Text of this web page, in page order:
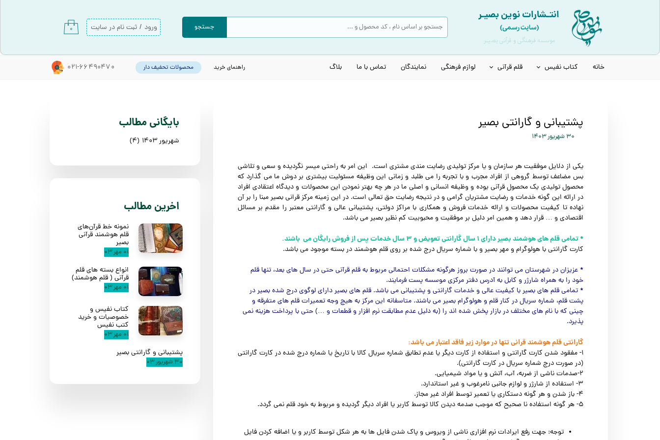
ورود / ثبت نام در سایت
تغییر گذر واژه
جستجو ۰
021-66490470 خانه کتاب نفیس
قرآن های رنگی | بدون قاب
انواع حافظ نفیس
انواع شاهنامه نفیس
انواع مثنوی، بوستان و گلستان
کتب نفیس شعر و ادبیات
قلم قرآنی
قلم قرآنی 64 گیگابایت نسل جدید
لوازم جانبی قلم هوشمند قرآنی
لوازم فرهنگی نمایندگان تماس با ما بلاگ محصولات تحفیف دار راهنمای خرید
انتـشارات نوین بصیـر
موسسه فرهنگی و قرآنی بصیـر
(سایت رسمی)
شهریور ۱۴۰۳ (۴)
​بایگانی مطالب
​اخرین مطالب
نمونه خط قرآن‌های
قلم هوشمند قرآنی
بصیر
۰۱ مهر ۰۳
انواع بسته های قلم
قرآنی ( قلم هوشمند)
۰۱ مهر ۰۳
کتاب نفیس و
خصوصیات و خرید
کتب نفیس
۰۱ مهر ۰۳
پشتیبانی و گارانتی بصیر
۳۰ شهریور ۰۳
پشتیبانی و گارانتی بصیر
۳۰ شهریور ۱۴۰۳
یکی از دلایل موفقیت هر سازمان و یا مرکز تولیدی رضایت مندی مشتری است. این امر به راحتی میسر نگردیده و سعی و تلاشی
بس مضاعف توسط گروهی از افراد مجرب و با تجربه را می طلبد و زمانی این وظیفه مسئولیت بیشتری بر دوش ما می گذارد که
محصول تولیدی یک محصول قرآنی بوده و وظیفه انسانی و اصلی ما در هر چه بهتر نمودن این محصولات و دیدگاه اعتقادی افراد
در ارائه این گونه خدمات و رضایت مشتریان گرامی و در نتیجه رضایت حق تعالی است. در این زمینه مرکز قرانی بصیر مبنا را بر آن
نهاده تا کیفیت محصولات و ارائه خدمات فروش و همکاری با مراکز دولتی، پشتیبانی عالی و گارانتی معتبر را مقدم بر مسائل
اقتصادی و … قرار دهد و همین امر دلیل بر موفقیت و محبوبیت کم نظیر بصیر می باشد.
* تمامی قلم های هوشمند بصیر دارای ۱ سال گارانتی تعویض و ۳ سال خدمات پس از فروش رایگان می باشند.
کارت گارانتی با هولوگرام و مهر بصیر و با شماره سریال درج شده بر روی قلم هوشمند در بسته موجود می باشد.
* عزیزان در شهرستان می توانند در صورت بروز هرگونه مشکلات احتمالی مربوط به قلم قرآنی حتی در سال های بعد، تنها قلم
خود را به همراه شارژر و کابل به آدرس دفتر مرکزی موسسه پست فرمایند.
* تمامی قلم های بصیر با کیفیت عالی و خدمات گارانتی و پشتیبانی می باشد. قلم های بصیر دارای لوگوی درج شده بصیر در
پشت قلم، شماره سریال در کنار قلم و هولوگرام بصیر می باشند. متاسفانه این مرکز به هیچ وجه تعمیرات قلم های متفرقه و
چینی که با نام های مختلف در بازار پخش شده اند را (به دلیل عدم مطابقت نرم افزار و قطعات و …) حتی با پرداخت هزینه نمی
پذیرد.
گارانتی قلم هوشمند قرانی تنها در موارد زیر فاقد اعتبار می باشد:
۱- مفقود شدن کارت گارانتی و استفاده از کارت دیگر یا عدم تطابق شماره سریال کالا با تاریخ یا شماره درج شده در کارت گارانتی
(در صورت درج شماره سریال در کارت گارانتی).
۲-صدمات ناشی از ضربه، آب، آتش و یا مواد شیمیایی.
۳- استفاده از شارژر و لوازم جانبی نامرغوب و غیر استاندارد.
۴- باز شدن و هر گونه دستکاری یا تعمیر توسط افراد غیر مجاز.
۵- هر گونه استفاده نا صحیح که موجب صدمه دیدن کالا توسط کاربر یا افراد دیگر گردیده و مربوط به خود قلم نمی گردد.
توجه: جهت رفع ایرادات نرم افزاری ناشی از ویروس و پاک شدن فایل ها به هر شکل توسط کاربر و یا اضافه کردن فایل